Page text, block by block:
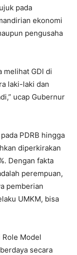
pada
ekonomi
pengusaha
melihat GDI di
laki-laki dan
ucap Gubernur
PDRB hingga
diperkirakan
Dengan fakta
perempuan,
pemberian
UMKM, bisa
Model
secara